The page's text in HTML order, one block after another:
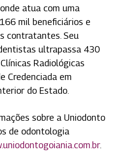
atua com uma
mil beneficiários e
contratantes. Seu
ultrapassa 430
Radiológicas
Credenciada em
do Estado.
sobre a Uniodonto
de odontologia
.